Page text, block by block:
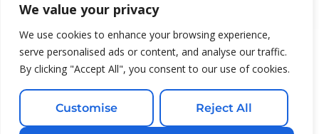
We value your privacy
We use cookies to enhance your browsing experience,
serve personalised ads or content, and analyse our traffic.
By clicking "Accept All", you consent to our use of cookies.
Customise Reject All
¿DESEAS DEJARNOS ALGUN COMENTARIO ?
Ver Comentarios / Dejar un comentario